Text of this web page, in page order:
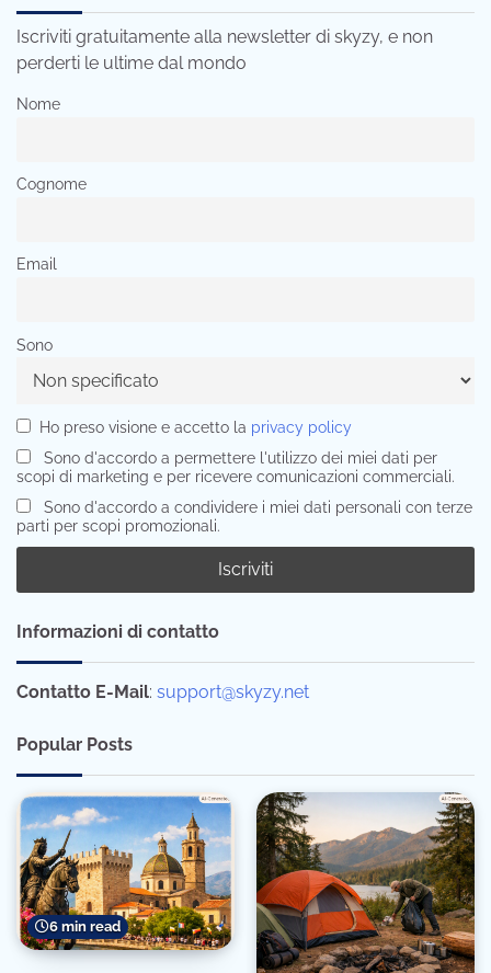
Iscriviti gratuitamente alla newsletter di skyzy, e non
perderti le ultime dal mondo
Nome
Cognome
Email
Sono
Ho preso visione e accetto la privacy policy
Sono d'accordo a permettere l'utilizzo dei miei dati per
scopi di marketing e per ricevere comunicazioni commerciali.
Sono d'accordo a condividere i miei dati personali con terze
parti per scopi promozionali.
Informazioni di contatto
Contatto E-Mail: support@skyzy.net
Popular Posts
6 min read